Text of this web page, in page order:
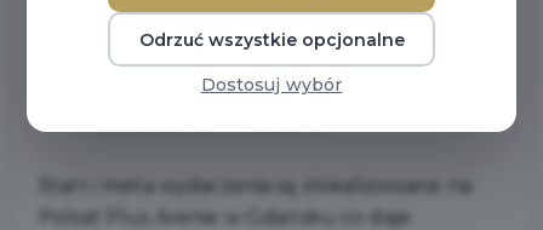
Trasa Energa Gdańsk Maraton prowadzi przez
najbardziej reprezentacyjne punkty na mapie
miasta tereny stoczniowe, Stare Miasto, Aleja
Start i meta wydarzenia są zlokalizowane na
Polsat Plus Arenie w Gdańsku co daje
Odrzuć wszystkie opcjonalne
Dostosuj wybór